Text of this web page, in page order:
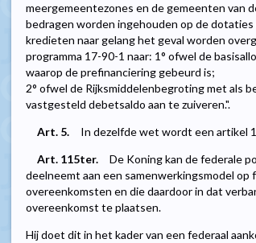
meergemeentezones en de gemeenten van
bedragen worden ingehouden op de
kredieten naar gelang het geval worden
programma 17-90-1 naar: 1° ofwel de
waarop de prefinanciering gebeurd is;
2° ofwel de Rijksmiddelenbegroting met als
vastgesteld debetsaldo aan te zuiveren.".
Art. 5.
In dezelfde wet wordt een artikel
Art. 115ter.
De Koning kan de federale
deelneemt aan een samenwerkingsmodel
overeenkomsten en die daardoor in dat
overeenkomst te plaatsen.
Hij doet dit in het kader van een federaal